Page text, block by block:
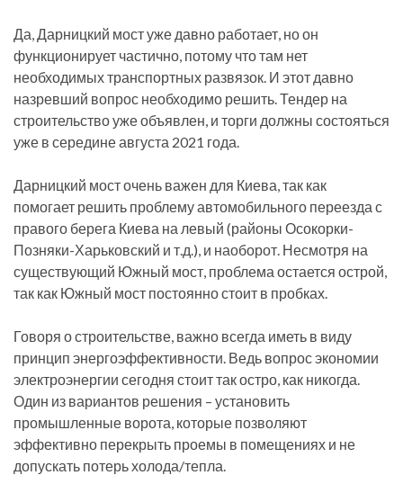
Да, Дарницкий мост уже давно работает, но он
функционирует частично, потому что там нет
необходимых транспортных развязок. И этот давно
назревший вопрос необходимо решить. Тендер на
строительство уже объявлен, и торги должны состояться
уже в середине августа 2021 года.
Дарницкий мост очень важен для Киева, так как
помогает решить проблему автомобильного переезда с
правого берега Киева на левый (районы Осокорки-
Позняки-Харьковский и т.д.), и наоборот. Несмотря на
существующий Южный мост, проблема остается острой,
так как Южный мост постоянно стоит в пробках.
Говоря о строительстве, важно всегда иметь в виду
принцип энергоэффективности. Ведь вопрос экономии
электроэнергии сегодня стоит так остро, как никогда.
Один из вариантов решения – установить
промышленные ворота, которые позволяют
эффективно перекрыть проемы в помещениях и не
допускать потерь холода/тепла.